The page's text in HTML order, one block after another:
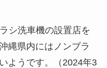
シ洗車機の設置店を
縄県内にはノンブラ
ようです。
（2024年3